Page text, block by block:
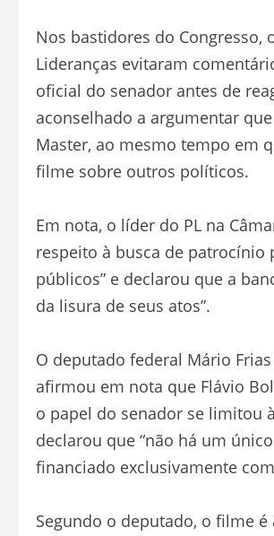
Nos bastidores do Congresso,
Lideranças evitaram
oficial do senador antes de
aconselhado a argumentar
Master, ao mesmo tempo em
filme sobre outros políticos.
Em nota, o líder do PL na
respeito à busca de
públicos” e declarou que a
da lisura de seus atos”.
O deputado federal Mário
afirmou em nota que Flávio
o papel do senador se limitou
declarou que “não há um
financiado exclusivamente
Segundo o deputado, o filme